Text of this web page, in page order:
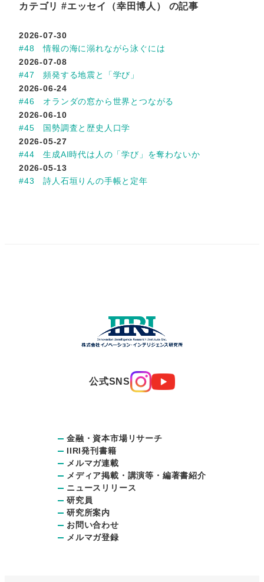
カテゴリ #エッセイ（幸田博人） の記事
2026-07-30
#48 情報の海に溺れながら泳ぐには
2026-07-08
#47 頻発する地震と「学び」
2026-06-24
#46 オランダの窓から世界とつながる
2026-06-10
#45 国勢調査と歴史人口学
2026-05-27
#44 生成AI時代は人の「学び」を奪わないか
2026-05-13
#43 詩人石垣りんの手帳と定年
公式SNS
金融・資本市場リサーチ
IIRI発刊書籍
メルマガ連載
メディア掲載・講演等・編著書紹介
ニュースリリース
研究員
研究所案内
お問い合わせ
メルマガ登録